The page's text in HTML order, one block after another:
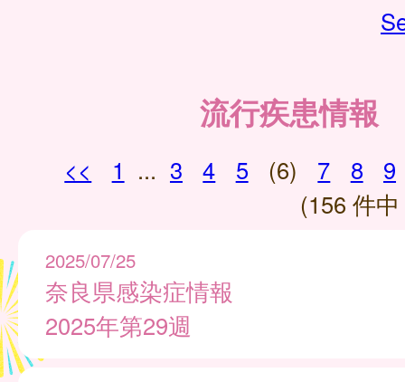
流行疾患情報
<< 1 ... 3 4 5 (6) 7 8
9
(156 件
2025/07/25
奈良県感染症情報
2025年第29週